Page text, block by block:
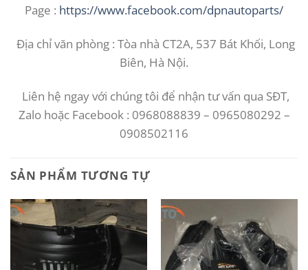
Page : https://www.facebook.com/dpnautoparts/
Địa chỉ văn phòng : Tòa nhà CT2A, 537 Bát Khối, Long
Biên, Hà Nội.
Liên hệ ngay với chúng tôi để nhận tư vấn qua SĐT,
Zalo hoặc Facebook : 0968088839 – 0965080292 –
0908502116
SẢN PHẨM TƯƠNG TỰ